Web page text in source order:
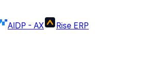
AIDP - AX Rise ERP